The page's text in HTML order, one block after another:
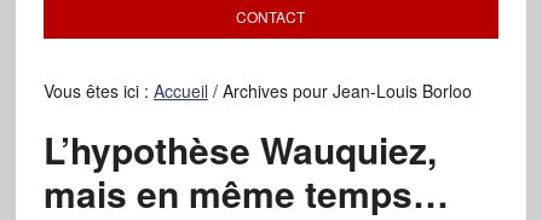
CONTACT
Vous êtes ici : Accueil /Archives pour Jean-Louis Borloo
L’hypothèse Wauquiez,
mais en même temps…